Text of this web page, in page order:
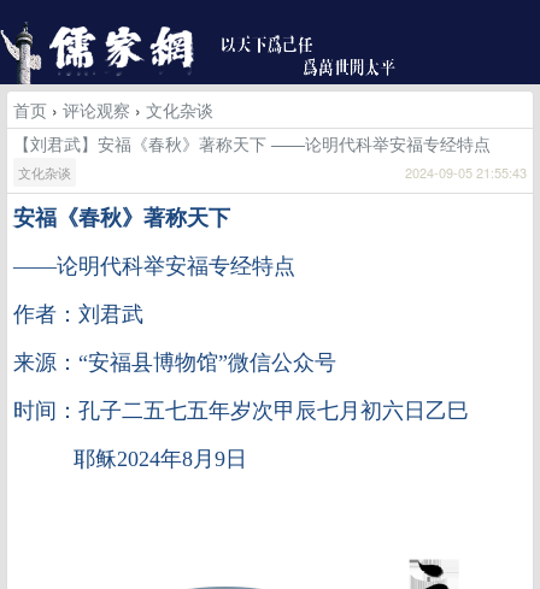
首页 › 评论观察 › 文化杂谈
【刘君武】安福《春秋》著称天下 ——论明代科举安福专经特点
文化杂谈 2024-09-05 21:55:43
安福《春秋》著称天下
——论明代科举安福专经特点
作者：刘君武
来源：“安福县博物馆”微信公众号
时间：孔子二五七五年岁次甲辰七月初六日乙巳
耶稣2024年8月9日